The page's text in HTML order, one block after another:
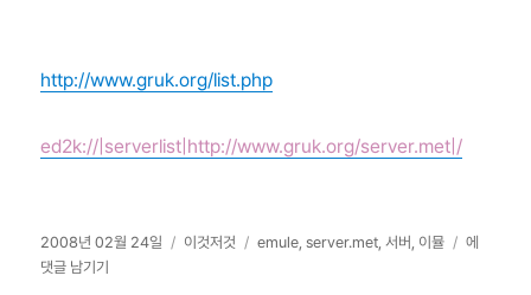
http://www.gruk.org/list.php
ed2k://|serverlist|http://www.gruk.org/server.met|/
작
성
2008년 02월 24일
카
이것저것
태
emule,server.met,서버 , 이뮬
emule
에
댓글 남기기